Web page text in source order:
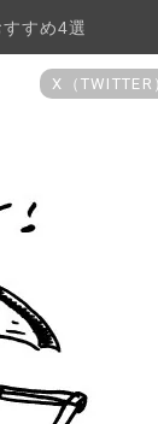
すめ4選
X（TWITTER